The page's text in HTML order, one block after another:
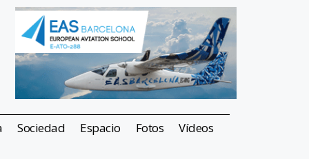
Sociedad Espacio Fotos Vídeos